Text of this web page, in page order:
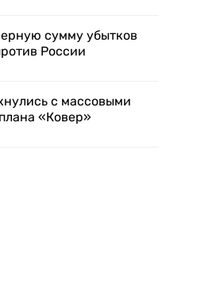
сумму убытков
России
с массовыми
«Ковер»